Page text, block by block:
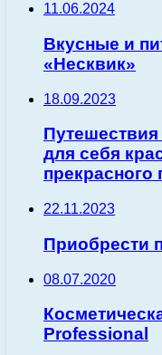
11.06.2024
Вкусные и
«Несквик»
18.09.2023
для себя
прекрасного
22.11.2023
Приобрести
08.07.2020
Professional